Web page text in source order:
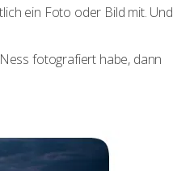
ein Foto oder Bild mit. Und
fotografiert habe, dann